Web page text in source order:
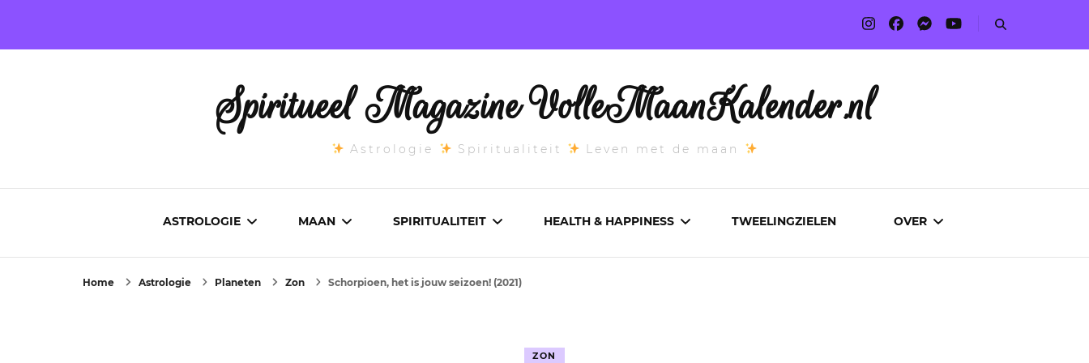
Spiritueel Magazine VolleMaanKalender.nl
Astrologie Spiritualiteit Leven met de maan
ASTROLOGIE MAAN SPIRITUALITEIT HEALTH & HAPPINESS TWEELINGZIELEN OVER
Home Astrologie Planeten Zon Schorpioen, het is jouw seizoen! (2021)
ZON